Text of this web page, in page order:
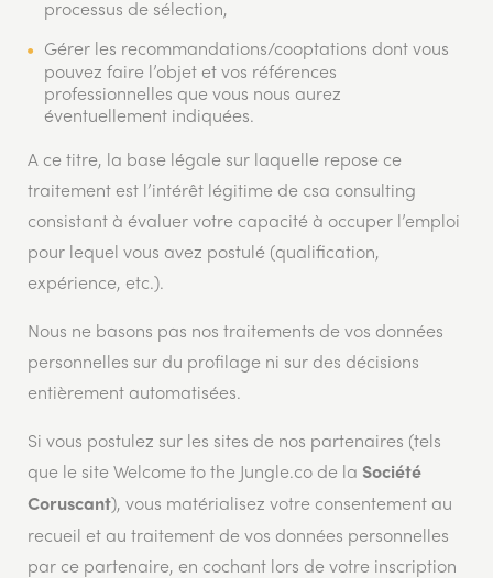
processus de sélection,
Gérer les recommandations/cooptations dont vous
pouvez faire l’objet et vos références
professionnelles que vous nous aurez
éventuellement indiquées.
A ce titre, la base légale sur laquelle repose ce
traitement est l’intérêt légitime de csa consulting
consistant à évaluer votre capacité à occuper l’emploi
pour lequel vous avez postulé (qualification,
expérience, etc.).
Nous ne basons pas nos traitements de vos données
personnelles sur du profilage ni sur des décisions
entièrement automatisées.
Si vous postulez sur les sites de nos partenaires (tels
que le site Welcome to the Jungle.co de la Société
Coruscant), vous matérialisez votre consentement au
recueil et au traitement de vos données personnelles
par ce partenaire, en cochant lors de votre inscription